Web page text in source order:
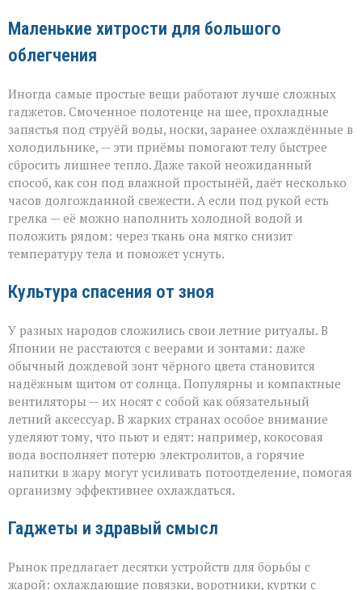
Маленькие хитрости для большого
облегчения
Иногда самые простые вещи работают лучше сложных
гаджетов. Смоченное полотенце на шее, прохладные
запястья под струёй воды, носки, заранее охлаждённые в
холодильнике, — эти приёмы помогают телу быстрее
сбросить лишнее тепло. Даже такой неожиданный
способ, как сон под влажной простынёй, даёт несколько
часов долгожданной свежести. А если под рукой есть
грелка — её можно наполнить холодной водой и
положить рядом: через ткань она мягко снизит
температуру тела и поможет уснуть.
Культура спасения от зноя
У разных народов сложились свои летние ритуалы. В
Японии не расстаются с веерами и зонтами: даже
обычный дождевой зонт чёрного цвета становится
надёжным щитом от солнца. Популярны и компактные
вентиляторы — их носят с собой как обязательный
летний аксессуар. В жарких странах особое внимание
уделяют тому, что пьют и едят: например, кокосовая
вода восполняет потерю электролитов, а горячие
напитки в жару могут усиливать потоотделение, помогая
организму эффективнее охлаждаться.
Гаджеты и здравый смысл
Рынок предлагает десятки устройств для борьбы с
жарой: охлаждающие повязки, воротники, куртки с